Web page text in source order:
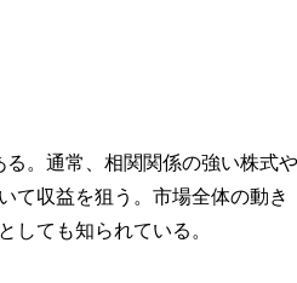
。通常、相関関係の強い株式や
て収益を狙う。市場全体の動き
しても知られている。